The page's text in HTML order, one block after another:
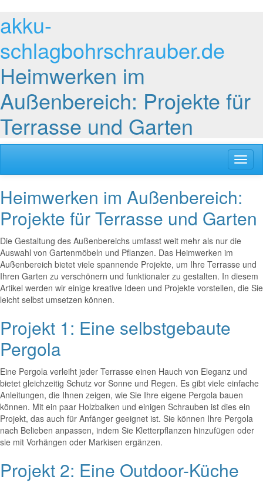
akku-
schlagbohrschrauber.de
Heimwerken im
Außenbereich: Projekte für
Terrasse und Garten
Heimwerken im Außenbereich:
Projekte für Terrasse und Garten
Die Gestaltung des Außenbereichs umfasst weit mehr als nur die
Auswahl von Gartenmöbeln und Pflanzen. Das Heimwerken im
Außenbereich bietet viele spannende Projekte, um Ihre Terrasse und
Ihren Garten zu verschönern und funktionaler zu gestalten. In diesem
Artikel werden wir einige kreative Ideen und Projekte vorstellen, die Sie
leicht selbst umsetzen können.
Projekt 1: Eine selbstgebaute
Pergola
Eine Pergola verleiht jeder Terrasse einen Hauch von Eleganz und
bietet gleichzeitig Schutz vor Sonne und Regen. Es gibt viele einfache
Anleitungen, die Ihnen zeigen, wie Sie Ihre eigene Pergola bauen
können. Mit ein paar Holzbalken und einigen Schrauben ist dies ein
Projekt, das auch für Anfänger geeignet ist. Sie können Ihre Pergola
nach Belieben anpassen, indem Sie Kletterpflanzen hinzufügen oder
sie mit Vorhängen oder Markisen ergänzen.
Projekt 2: Eine Outdoor-Küche